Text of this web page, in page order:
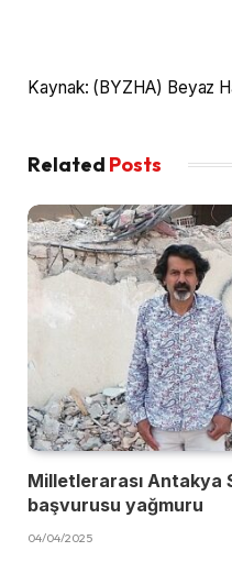
Kaynak: (BYZHA) Beyaz
Related Posts
Milletlerarası Antakya
başvurusu yağmuru
04/04/2025